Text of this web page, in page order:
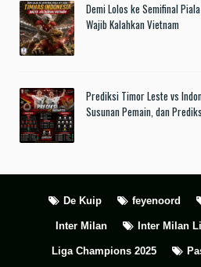
Demi Lolos ke Semifinal
Wajib Kalahkan Vietnam
Prediksi Timor Leste vs
Susunan Pemain, dan
De Kuip feyenoord
Inter Milan Inter Milan
Liga Champions 2025